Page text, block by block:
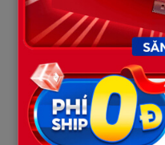
Tôi gật đầu. Khi anh đóng
mệt mỏi dâng lên. Tôi định
động rất nhẹ nhưng rõ, từ
Tim tôi đập mạnh. Tôi cúi
dưới đó.
Tôi run tay kéo nó ra.